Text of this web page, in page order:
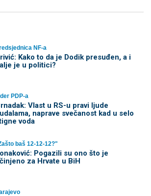
NF-a
Kako to da je Dodik presuđen, a i
je u politici?
PDP-a
Vlast u RS-u pravi ljude
naprave svečanost kad u selo
voda
baš 12-12-12?"
Pogazili su ono što je
za Hrvate u BiH